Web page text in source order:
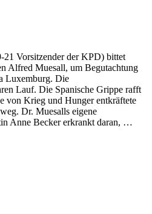
Vorsitzender der KPD) bittet
Alfred Muesall, um Begutachtung
Luxemburg. Die
Lauf. Die Spanische Grippe rafft
von Krieg und Hunger entkräftete
Dr. Muesalls eigene
Anne Becker erkrankt daran, …